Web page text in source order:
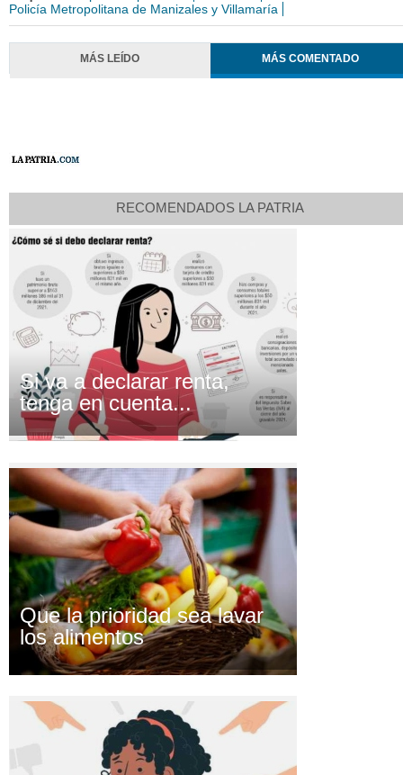
Policía Metropolitana de Manizales y Villamaría
MÁS LEÍDO MÁS COMENTADO
RECOMENDADOS LA PATRIA
Si va a declarar renta,
tenga en cuenta...
Que la prioridad sea lavar
los alimentos